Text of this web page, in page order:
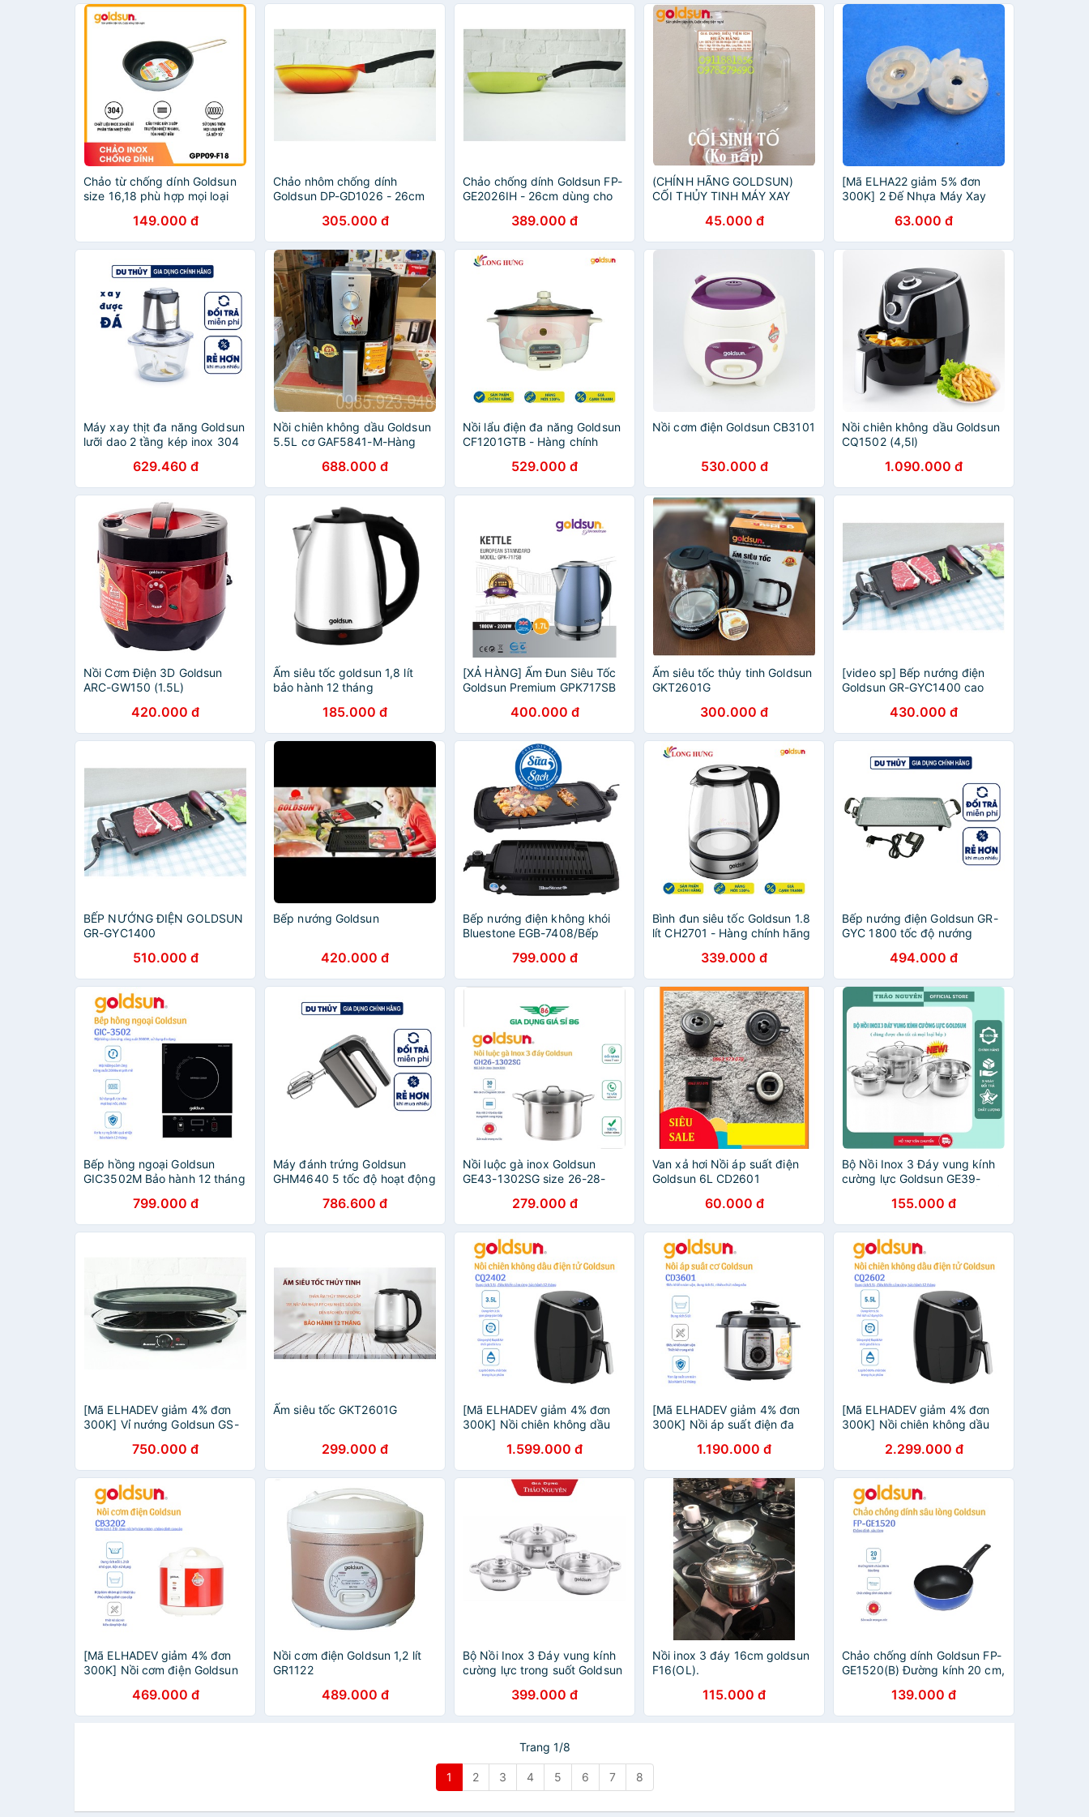
Chảo từ chống dính Goldsun
size 16,18 phù hợp mọi loại
149.000 đ
Chảo nhôm chống dính
Goldsun DP-GD1026 - 26cm
không trên bếp từ
305.000 đ
Chảo chống dính Goldsun FP-
GE2026IH - 26cm dùng cho
389.000 đ
(CHÍNH HÃNG GOLDSUN)
CỐI THỦY TINH MÁY XAY
GTY05 BL-GTY06 BL-GTY02
GBL4101 BL-GYT463
45.000 đ
[Mã ELHA22 giảm 5% đơn
300K] 2 Đế Nhựa Máy Xay
63.000 đ
Máy xay thịt đa năng Goldsun
lưỡi dao 2 tầng kép inox 304
bén 1L2 300W bảo hành 12
tháng
629.460 đ
Nồi chiên không dầu Goldsun
5.5L cơ GAF5841-M-Hàng
tháng- giảm 80% chất béo
688.000 đ
Nồi lẩu điện đa năng Goldsun
CF1201GTB - Hàng chính
529.000 đ
Nồi cơm điện Goldsun CB3101
530.000 đ
Nồi chiên không dầu Goldsun
CQ1502 (4,5l)
1.090.000 đ
Nồi Cơm Điện 3D Goldsun
ARC-GW150 (1.5L)
420.000 đ
Ấm siêu tốc goldsun 1,8 lít
bảo hành 12 tháng
185.000 đ
[XẢ HÀNG] Ấm Đun Siêu Tốc
Goldsun Premium GPK717SB
400.000 đ
Ấm siêu tốc thủy tinh Goldsun
GKT2601G
300.000 đ
[video sp] Bếp nướng điện
Goldsun GR-GYC1400 cao
430.000 đ
BẾP NƯỚNG ĐIỆN GOLDSUN
GR-GYC1400
510.000 đ
Bếp nướng Goldsun
420.000 đ
Bếp nướng điện không khói
Bluestone EGB-7408/Bếp
799.000 đ
Bình đun siêu tốc Goldsun 1.8
lít CH2701 - Hàng chính hãng
339.000 đ
Bếp nướng điện Goldsun GR-
GYC 1800 tốc độ nướng
dàng lau chùi, chống dinh siêu
tốt
494.000 đ
Bếp hồng ngoại Goldsun
GIC3502M Bảo hành 12 tháng
799.000 đ
Máy đánh trứng Goldsun
GHM4640 5 tốc độ hoạt động
786.600 đ
Nồi luộc gà inox Goldsun
GE43-1302SG size 26-28-
bếp(TỪ, GA, HỒNG NGOẠI)
279.000 đ
Van xả hơi Nồi áp suất điện
Goldsun 6L CD2601
60.000 đ
Bộ Nồi Inox 3 Đáy vung kính
cường lực Goldsun GE39-
MỌI LOẠI BẾP - Bảo Hành
Chính Hãng)
155.000 đ
[Mã ELHADEV giảm 4% đơn
300K] Vỉ nướng Goldsun GS-
khay nướng phụ
750.000 đ
Ấm siêu tốc GKT2601G
299.000 đ
[Mã ELHADEV giảm 4% đơn
300K] Nồi chiên không dầu
hành 12 tháng1.599.000 đ
[Mã ELHADEV giảm 4% đơn
300K] Nồi áp suất điện đa
Công suất 900W
1.190.000 đ
[Mã ELHADEV giảm 4% đơn
300K] Nồi chiên không dầu
2.299.000 đ
[Mã ELHADEV giảm 4% đơn
300K] Nồi cơm điện Goldsun
469.000 đ
Nồi cơm điện Goldsun 1,2 lít
GR1122
489.000 đ
Bộ Nồi Inox 3 Đáy vung kính
cường lực trong suốt Goldsun
CHO TẤT CẢ MỌI LOẠI BẾP-
BH 12Tháng)
399.000 đ
Nồi inox 3 đáy 16cm goldsun
F16(OL).
115.000 đ
Chảo chống dính Goldsun FP-
GE1520(B) Đường kính 20 cm,
nhanh, Bảo hành 12 tháng
139.000 đ
Trang 1/8
1 2 3 4 5 6 7 8